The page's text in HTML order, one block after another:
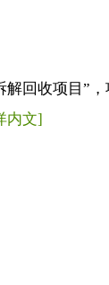
回收项目”
内文]